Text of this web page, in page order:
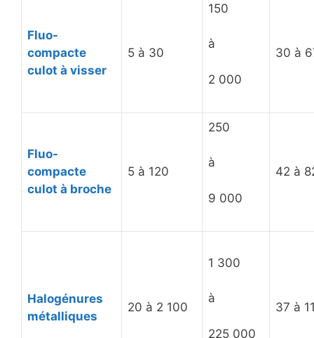
Fluo-
compacte
culot à visser
5 à 30
150
à
2 000
30 à
Fluo-
compacte
culot à broche
5 à 120
250
à
9 000
42 à
Halogénures
métalliques
20 à 2 100
1 300
à
225 000
37 à